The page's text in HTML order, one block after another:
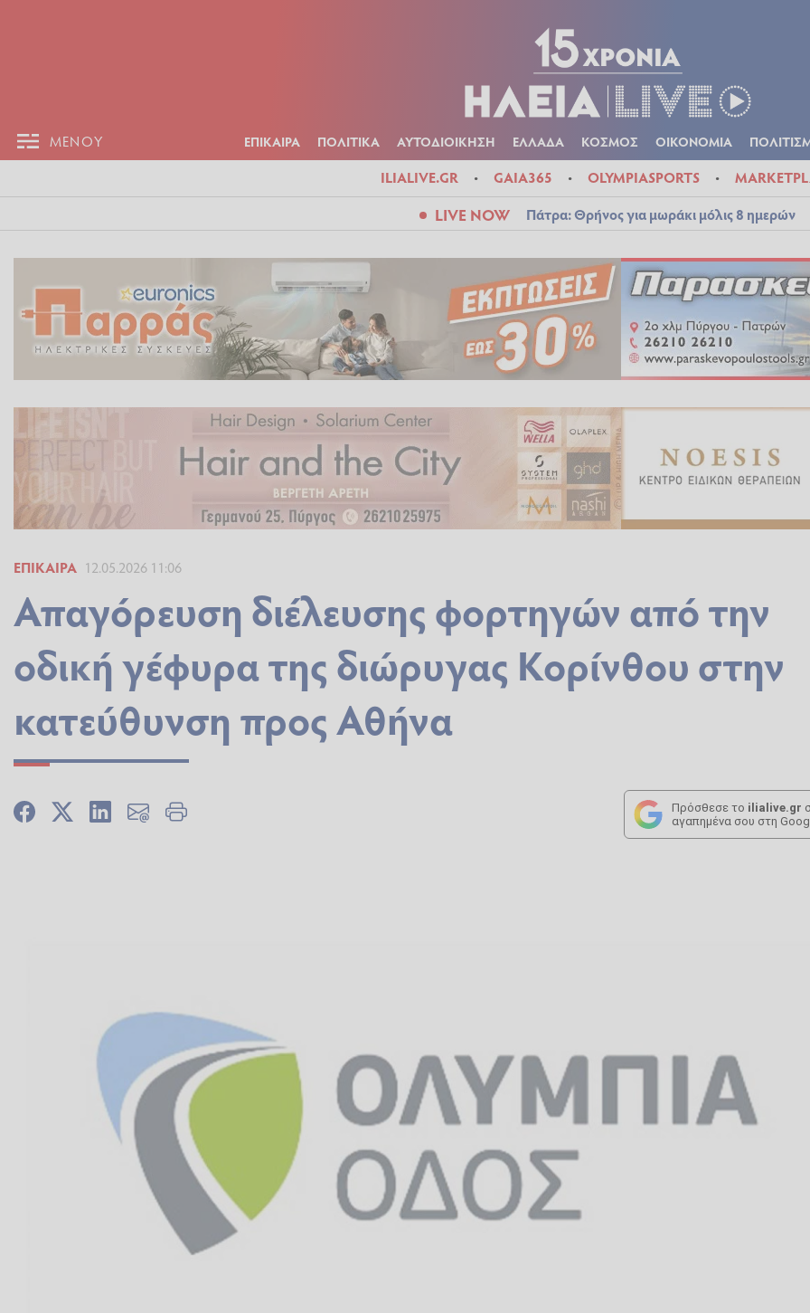
ΜΕΝΟΥ ΕΠΙΚΑΙΡΑ ΠΟΛΙΤΙΚΑ ΑΥΤΟΔΙΟΙΚΗΣΗ ΕΛΛΑΔΑ ΚΟΣΜΟΣ ΟΙΚΟΝΟΜΙΑ
ILIALIVE.GR GAIA365 OLYMPIASPORTS
LIVE NOW Πάτρα: Θρήνος για μωράκι μόλις 8 ημερών
ΕΠΊΚΑΙΡΑ 12.05.2026 11:06
Απαγόρευση διέλευσης φορτηγών από την
οδική γέφυρα της διώρυγας Κορίνθου στην
κατεύθυνση προς Αθήνα
Πρόσθεσε το ilialive.gr
αγαπημένα σου στη